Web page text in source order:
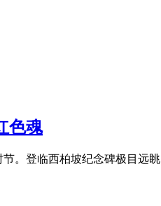
色魂
。登临西柏坡纪念碑极目远